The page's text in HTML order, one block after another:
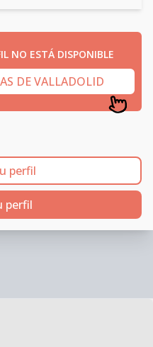
NO ESTÁ DISPONIBLE
DE VALLADOLID
perfil
perfil